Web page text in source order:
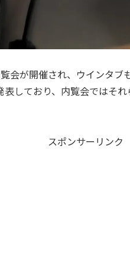
会が開催され、ウインタ
しており、内覧会ではそ
スポンサーリンク